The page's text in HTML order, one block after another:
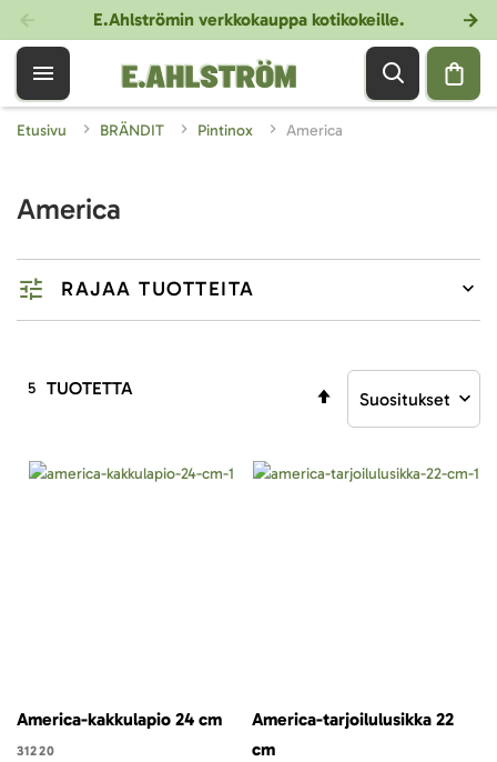
E.Ahlströmin verkkokauppa kotikokeille.
Etusivu BRÄNDIT Pintinox America
America
5 TUOTETTA
Aseta
America-kakkulapio 24 cm
31220
America-tarjoilulusikka 22
cm
RAJAA TUOTTEITA